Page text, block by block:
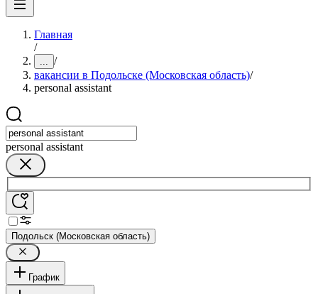
Главная
/
... /
вакансии в Подольске (Московская область)/
personal assistant
personal assistant
Подольск (Московская область)
График